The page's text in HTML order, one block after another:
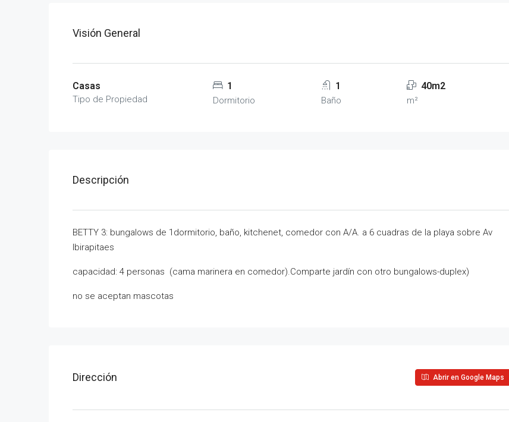
Visión General
Casas
Tipo de Propiedad
1
Dormitorio
1
Baño
40m2
m²
Descripción
BETTY 3: bungalows de 1dormitorio, baño, kitchenet, comedor con A/A. a 6 cuadras de la playa sobre Av
Ibirapitaes
capacidad: 4 personas (cama marinera en comedor).Comparte jardín con otro bungalows-duplex)
no se aceptan mascotas
Dirección Abrir en Google Maps